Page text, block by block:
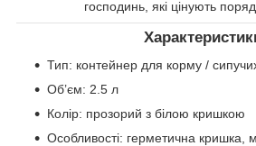
господинь, які цінують
Тип: контейнер для корму /
Об’єм: 2.5 л
Колір: прозорий з білою кришкою
Особливості: герметична кришка,